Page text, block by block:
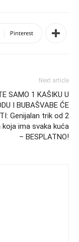
Pinterest
Next article
SAMO 1 KAŠIKU U
I BUBAŠVABE ĆE
Genijalan trik od 2
ima svaka kuća
– BESPLATNO!